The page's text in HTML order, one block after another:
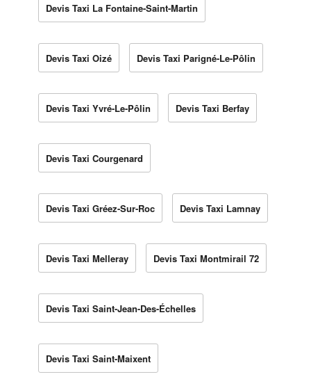
Devis Taxi La Fontaine-Saint-Martin
Devis Taxi Oizé Devis Taxi Parigné-Le-Pôlin
Devis Taxi Yvré-Le-Pôlin Devis Taxi Berfay
Devis Taxi Courgenard
Devis Taxi Gréez-Sur-Roc Devis Taxi Lamnay
Devis Taxi Melleray Devis Taxi Montmirail 72
Devis Taxi Saint-Jean-Des-Échelles
Devis Taxi Saint-Maixent